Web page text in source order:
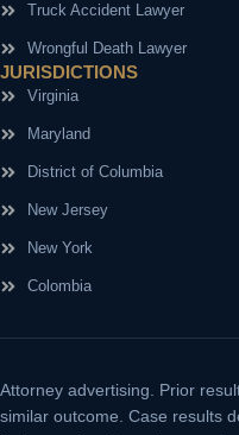
Truck Accident Lawyer
Wrongful Death Lawyer
JURISDICTIONS
Virginia
Maryland
District of Columbia
New Jersey
New York
Colombia
Attorney advertising. Prior
similar outcome. Case results